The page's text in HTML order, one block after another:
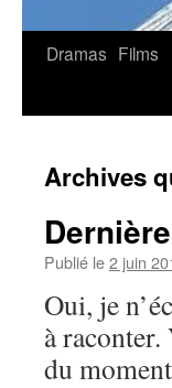
Aller
Dramas Films
Archives
Publié le2 juin
Oui, je
à
du